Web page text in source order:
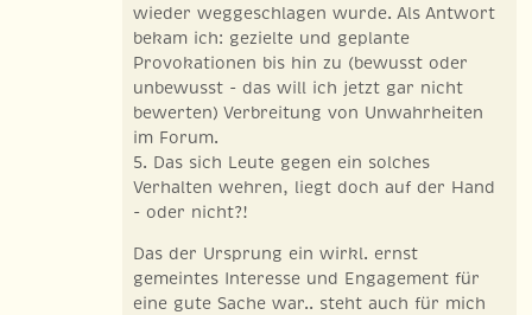
wieder weggeschlagen wurde. Als Antwort
bekam ich: gezielte und geplante
Provokationen bis hin zu (bewusst oder
unbewusst - das will ich jetzt gar nicht
bewerten) Verbreitung von Unwahrheiten
im Forum.
5. Das sich Leute gegen ein solches
Verhalten wehren, liegt doch auf der Hand
- oder nicht?!
Das der Ursprung ein wirkl. ernst
gemeintes Interesse und Engagement für
eine gute Sache war.. steht auch für mich